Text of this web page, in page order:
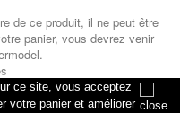
ce site, vous acceptez
votre panier et améliorer
de ce produit, il ne peut être
panier, vous devrez venir